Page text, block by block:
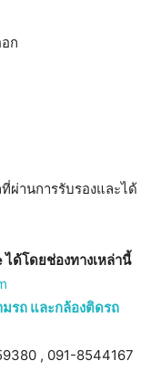
ก
ผ่านการรับรองและได้
ด้โดยช่องทางเหล่านี้
รถ และกล้องติดรถ
, 091-8544167